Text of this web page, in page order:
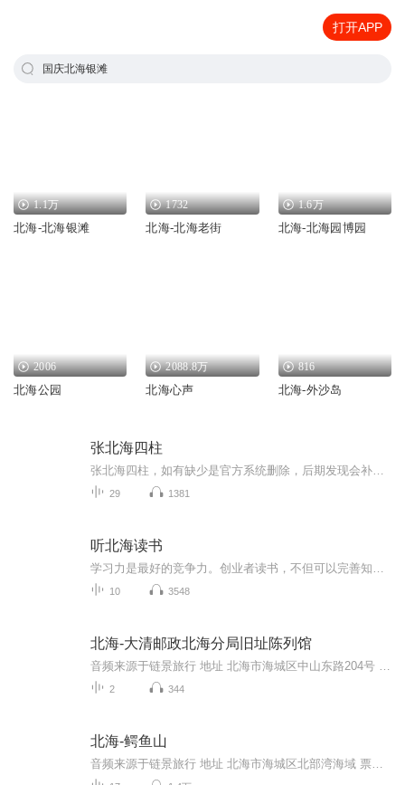
打开APP
国庆北海银滩
1.1万
北海-北海银滩
1732
北海-北海老街
1.6万
北海-北海园博园
2006
北海公园
2088.8万
北海心声
816
北海-外沙岛
张北海四柱
29 1381
听北海读书
10 3548
北海-大清邮政北海分局旧址陈列馆
2 344
北海-鳄鱼山